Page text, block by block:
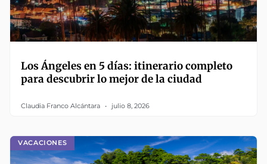
Los Ángeles en 5 días: itinerario completo
para descubrir lo mejor de la ciudad
Claudia Franco Alcántara julio 8, 2026
VACACIONES